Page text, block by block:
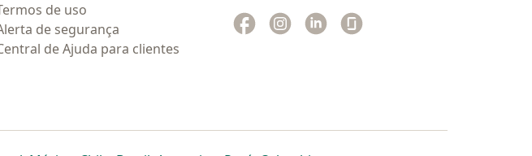
de uso
de segurança
de Ajuda para clientes
Facebook
abre num novo separador
Instagram
abre num novo separador
Linkedin
abre num novo separador